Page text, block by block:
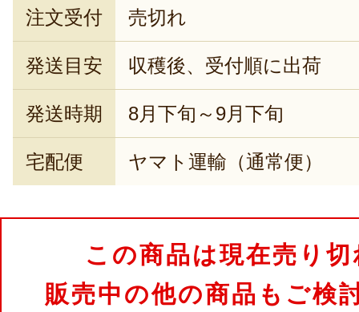
注文受付 売切れ
発送目安 収穫後、受付順に出荷
発送時期 8月下旬～9月下旬
宅配便 ヤマト運輸（通常便）
この商品は現在売り
販売中の他の商品もご検